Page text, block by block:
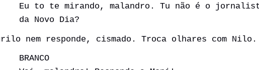
Eu to te mirando, malandro. Tu não é o
da Novo Dia?
nem responde, cismado. Troca olhares com Nilo.
BRANCO